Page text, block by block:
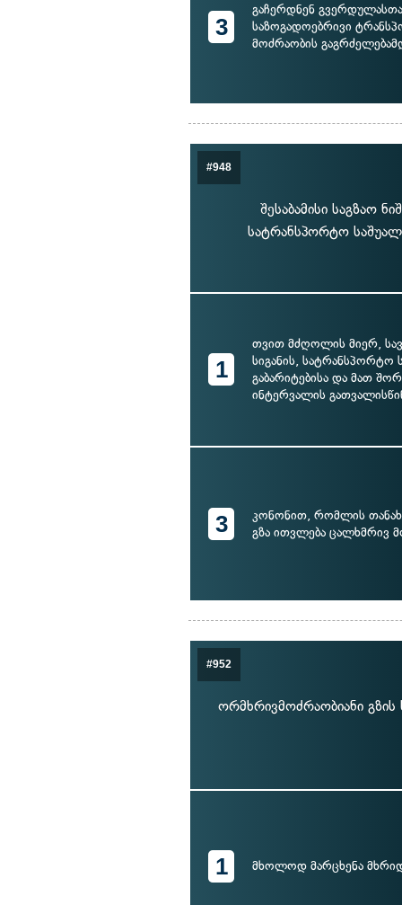
3
გაჩერდნენ
საზოგადოებრივი
მოძრაობის
#948
შესაბამისი საგზაო
სატრანსპორტო
1
თვით მძღოლის მიერ,
სიგანის, სატრანსპორტო
გაბარიტებისა და მათ
ინტერვალის
3
კონონით, რომლის
გზა ითვლება ცალხმრივ
#952
ორმხრივმოძრაობიანი
1 მხოლოდ მარცხენა